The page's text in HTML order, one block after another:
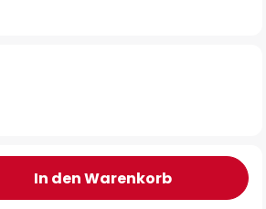
In den Warenkorb